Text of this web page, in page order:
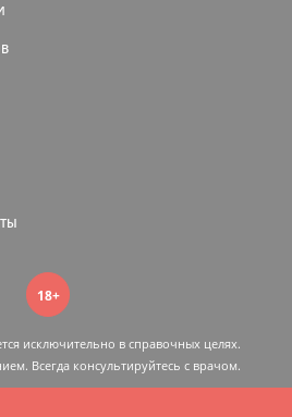
18+
исключительно в справочных целях.
Всегда консультируйтесь c врачом.